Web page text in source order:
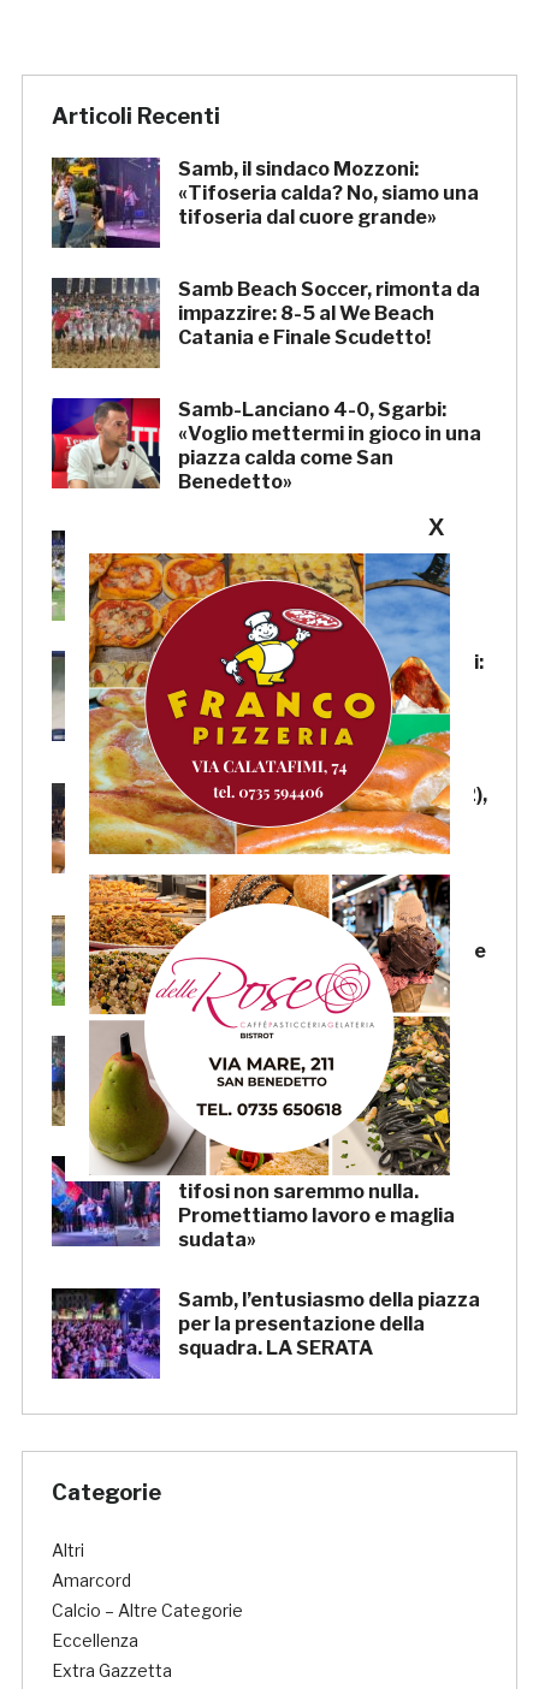
Articoli Recenti
Samb, il sindaco Mozzoni:
«Tifoseria calda? No, siamo una
tifoseria dal cuore grande»
Samb Beach Soccer, rimonta da
impazzire: 8-5 al We Beach
Catania e Finale Scudetto!
Samb-Lanciano 4-0, Sgarbi:
«Voglio mettermi in gioco in una
piazza calda come San
Benedetto»
Samb-Lanciano 4-0, FOTO
Samb-Lanciano 4-0, Pierantoni:
«Samb ben organizzata,
Boscaglia è un maestro di
tattica»
Samb-Lanciano 4-0: Faggioli (2),
Candellori e Perrotta in gol
nell’ultima amichevole.
Samb-Lanciano 4-0: in gol
Faggioli (doppietta), Candellori e
Perrotta. LA CRONACA
La Samb Beach Soccer batte
Milano 9-3 e va in Semifinale
Samb, Boscaglia: «Senza voi
tifosi non saremmo nulla.
Promettiamo lavoro e maglia
sudata»
Samb, l’entusiasmo della piazza
per la presentazione della
squadra. LA SERATA
Categorie
Altri
Amarcord
Calcio – Altre Categorie
Eccellenza
Extra Gazzetta
X